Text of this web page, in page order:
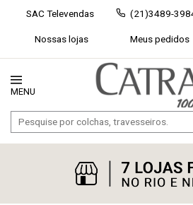
SAC Televendas (21)3489-
Nossas lojas
Meus pedidos